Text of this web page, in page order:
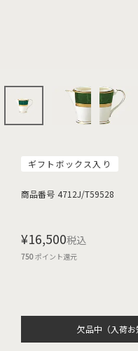
ギフトボックス入り
商品番号 4712J/T59528
¥16,500税込
750ポイント還元
欠品中（入荷お